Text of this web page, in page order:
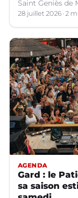
Saint Geniès de
28 juillet 2026 2
AGENDA
Gard : le
sa saison